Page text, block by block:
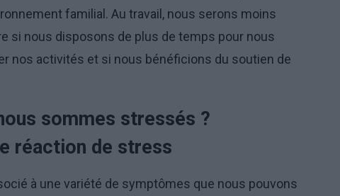
familial. Au travail, nous serons moins
si nous disposons de plus de temps pour nous
nos activités et si nous bénéficions du soutien de
sommes stressés ?
réaction de stress
à une variété de symptômes que nous pouvons